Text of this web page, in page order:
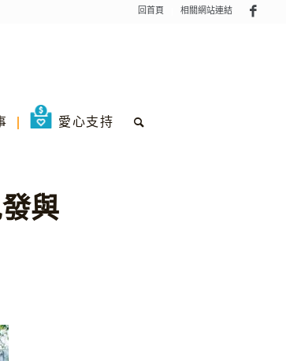
回首頁 相關網站連結
愛心支持
與